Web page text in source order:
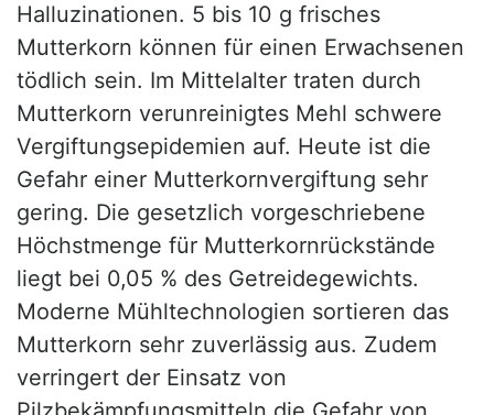
Halluzinationen. 5 bis 10 g frisches
Mutterkorn können für einen Erwachsenen
tödlich sein. Im Mittelalter traten durch
Mutterkorn verunreinigtes Mehl schwere
Vergiftungsepidemien auf. Heute ist die
Gefahr einer Mutterkornvergiftung sehr
gering. Die gesetzlich vorgeschriebene
Höchstmenge für Mutterkornrückstände
liegt bei 0,05 % des Getreidegewichts.
Moderne Mühltechnologien sortieren das
Mutterkorn sehr zuverlässig aus. Zudem
verringert der Einsatz von